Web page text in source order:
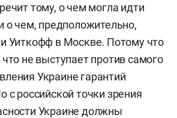
тому, о чем могла идти
о чем, предположительно,
Уиткофф в Москве. Потому что
не выступает против самого
Украине гарантий
с российской точки зрения
Украине должны